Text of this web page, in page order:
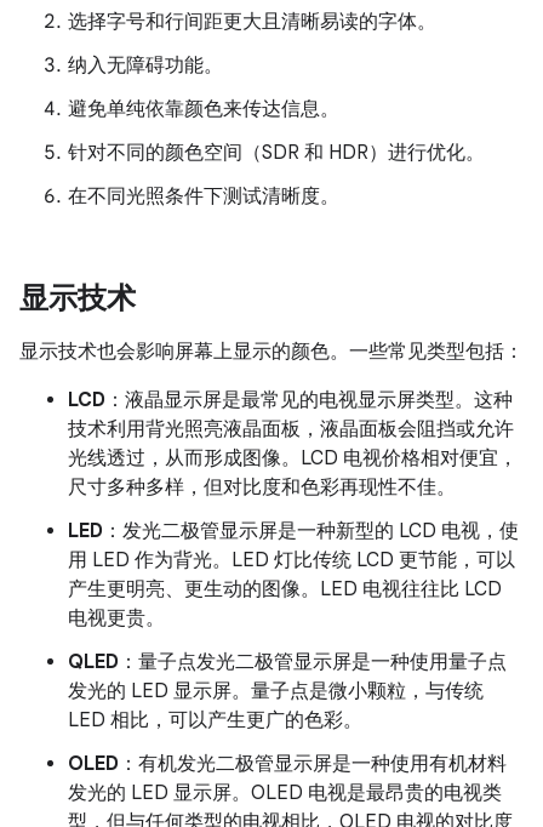
选择字号和行间距更大且清晰易读的字体。
纳入无障碍功能。
避免单纯依靠颜色来传达信息。
针对不同的颜色空间（SDR 和 HDR）进行优化。
在不同光照条件下测试清晰度。
显示技术
显示技术也会影响屏幕上显示的颜色。一些常见类型包括：
LCD ：液晶显示屏是最常见的电视显示屏类型。这种
技术利用背光照亮液晶面板，液晶面板会阻挡或允许
光线透过，从而形成图像。LCD 电视价格相对便宜，
尺寸多种多样，但对比度和色彩再现性不佳。
LED ：发光二极管显示屏是一种新型的 LCD 电视，使
用 LED 作为背光。LED 灯比传统 LCD 更节能，可以
产生更明亮、更生动的图像。LED 电视往往比 LCD
电视更贵。
QLED ：量子点发光二极管显示屏是一种使用量子点
发光的 LED 显示屏。量子点是微小颗粒，与传统
LED 相比，可以产生更广的色彩。
OLED ：有机发光二极管显示屏是一种使用有机材料
发光的 LED 显示屏。OLED 电视是最昂贵的电视类
型，但与任何类型的电视相比，OLED 电视的对比度